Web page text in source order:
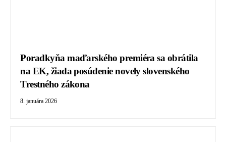
Poradkyňa maďarského premiéra sa obrátila
na EK, žiada posúdenie novely slovenského
Trestného zákona
8. januára 2026